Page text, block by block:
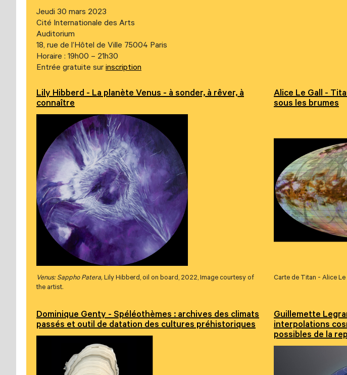
Jeudi 30 mars 2023
Cité Internationale des Arts
Auditorium
18, rue de l’Hôtel de Ville 75004 Paris
Horaire : 19h00 – 21h30
Entrée gratuite sur inscription
Lily Hibberd - La planète Venus - à sonder, à rêver, à
connaître
Venus: Sappho Patera, Lily Hibberd, oil on board, 2022, Image courtesy of
the artist.
Alice Le Gall -
sous les brumes
Carte de Titan - Alice Le
Dominique Genty - Spéléothèmes : archives des climats
passés et outil de datation des cultures préhistoriques
Guillemette
interpolations
possibles de la